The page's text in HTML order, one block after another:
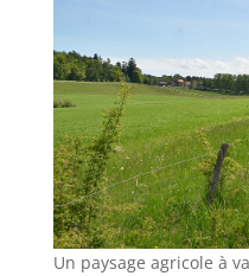
Un paysage agricole à